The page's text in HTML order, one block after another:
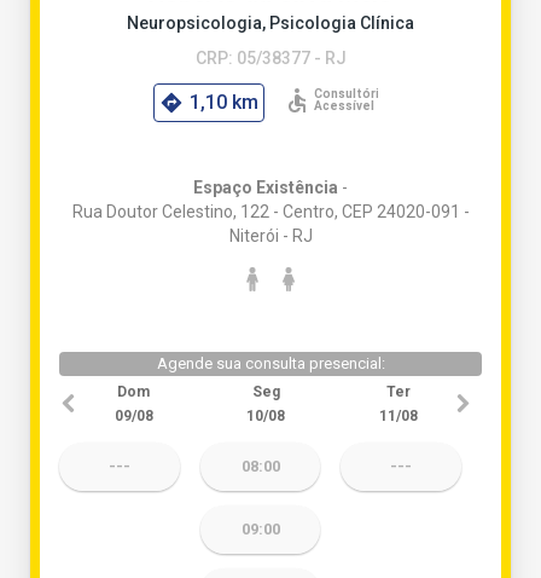
Neuropsicologia, Psicologia Clínica
CRP: 05/38377 - RJ
1,10 km
Espaço Existência -
Rua Doutor Celestino, 122 - Centro, CEP 24020-091 -
Niterói - RJ
Agende sua consulta presencial:
Dom
09/08
Seg
10/08
Ter
11/08
--- 08:00
09:00
---